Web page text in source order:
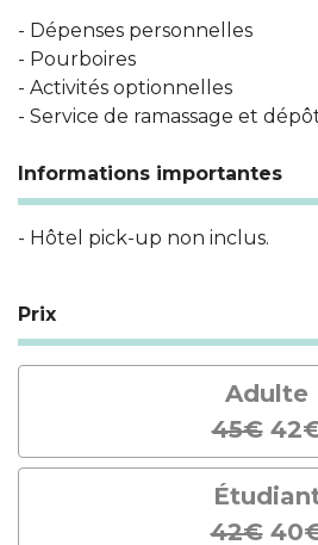
- Dépenses personnelles
- Pourboires
- Activités optionnelles
- Service de ramassage et
Informations importantes
- Hôtel pick-up non inclus.
Prix
Adulte
45€
42€